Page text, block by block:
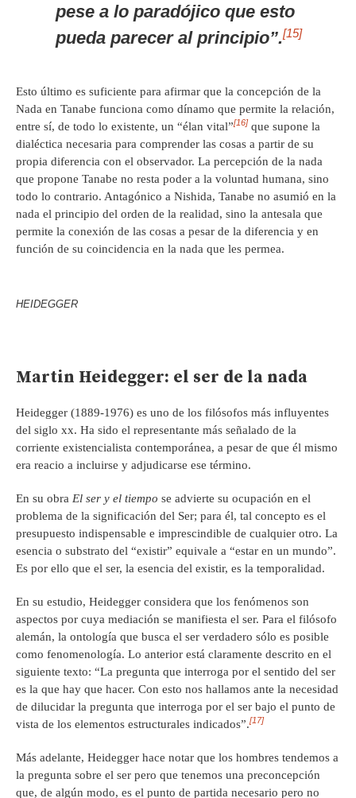
pese a lo paradójico que esto
pueda parecer al principio”.[15]
Esto último es suficiente para afirmar que la concepción de la
Nada en Tanabe funciona como dínamo que permite la relación,
entre sí, de todo lo existente, un “élan vital”[16] que supone la
dialéctica necesaria para comprender las cosas a partir de su
propia diferencia con el observador. La percepción de la nada
que propone Tanabe no resta poder a la voluntad humana, sino
todo lo contrario. Antagónico a Nishida, Tanabe no asumió en la
nada el principio del orden de la realidad, sino la antesala que
permite la conexión de las cosas a pesar de la diferencia y en
función de su coincidencia en la nada que les permea.
HEIDEGGER
Martin Heidegger: el ser de la nada
Heidegger (1889-1976) es uno de los filósofos más influyentes
del siglo xx. Ha sido el representante más señalado de la
corriente existencialista contemporánea, a pesar de que él mismo
era reacio a incluirse y adjudicarse ese término.
En su obra El ser y el tiempo se advierte su ocupación en el
problema de la significación del Ser; para él, tal concepto es el
presupuesto indispensable e imprescindible de cualquier otro. La
esencia o substrato del “existir” equivale a “estar en un mundo”.
Es por ello que el ser, la esencia del existir, es la temporalidad.
En su estudio, Heidegger considera que los fenómenos son
aspectos por cuya mediación se manifiesta el ser. Para el filósofo
alemán, la ontología que busca el ser verdadero sólo es posible
como fenomenología. Lo anterior está claramente descrito en el
siguiente texto: “La pregunta que interroga por el sentido del ser
es la que hay que hacer. Con esto nos hallamos ante la necesidad
de dilucidar la pregunta que interroga por el ser bajo el punto de
vista de los elementos estructurales indicados”.[17]
Más adelante, Heidegger hace notar que los hombres tendemos a
la pregunta sobre el ser pero que tenemos una preconcepción
que, de algún modo, es el punto de partida necesario pero no